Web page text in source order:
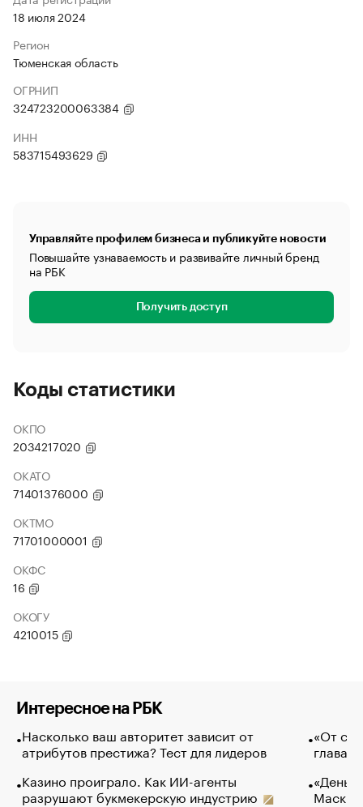
18 июля 2024
Регион
Тюменская область
ОГРНИП
324723200063384
ИНН
583715493629
Управляйте профилем бизнеса и публикуйте новости
Повышайте узнаваемость и развивайте личный бренд
на РБК
Получить доступ
Коды статистики
ОКПО
2034217020
ОКАТО
71401376000
ОКТМО
71701000001
ОКФС
16
ОКОГУ
4210015
Интересное на РБК
Насколько ваш авторитет зависит от
атрибутов престижа? Тест для лидеров
Казино проиграло. Как ИИ-агенты
разрушают букмекерскую индустрию
«От
глава
Маск в